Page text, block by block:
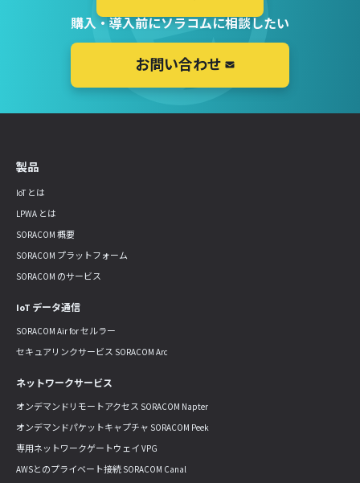
購入・導入前にソラコムに相談したい
お問い合わせ
製品
IoT とは
LPWA とは
SORACOM 概要
SORACOM プラットフォーム
SORACOM のサービス
IoT データ通信
SORACOM Air for セルラー
セキュアリンクサービス SORACOM Arc
ネットワークサービス
オンデマンドリモートアクセス SORACOM Napter
オンデマンドパケットキャプチャ SORACOM Peek
専用ネットワークゲートウェイ VPG
AWSとのプライベート接続 SORACOM Canal